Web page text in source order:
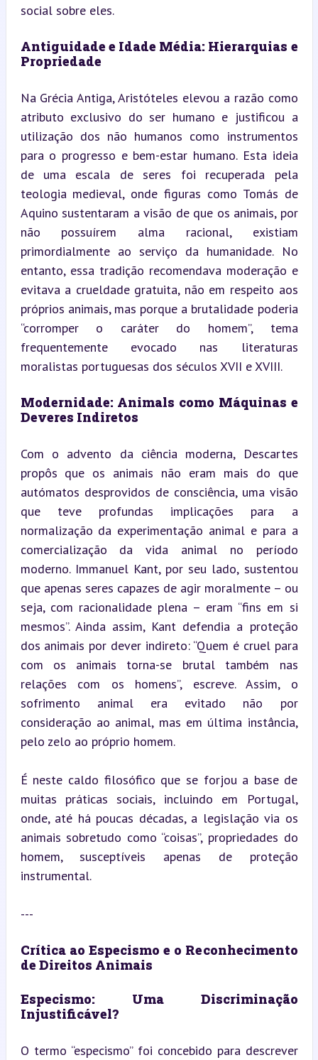
social sobre eles.
Antiguidade e Idade Média: Hierarquias e
Propriedade
Na Grécia Antiga, Aristóteles elevou a razão como
atributo exclusivo do ser humano e justificou a
utilização dos não humanos como instrumentos
para o progresso e bem-estar humano. Esta ideia
de uma escala de seres foi recuperada pela
teologia medieval, onde figuras como Tomás de
Aquino sustentaram a visão de que os animais, por
não possuírem alma racional, existiam
primordialmente ao serviço da humanidade. No
entanto, essa tradição recomendava moderação e
evitava a crueldade gratuita, não em respeito aos
próprios animais, mas porque a brutalidade poderia
“corromper o caráter do homem”, tema
frequentemente evocado nas literaturas
moralistas portuguesas dos séculos XVII e XVIII.
Modernidade: Animals como Máquinas e
Deveres Indiretos
Com o advento da ciência moderna, Descartes
propôs que os animais não eram mais do que
autómatos desprovidos de consciência, uma visão
que teve profundas implicações para a
normalização da experimentação animal e para a
comercialização da vida animal no período
moderno. Immanuel Kant, por seu lado, sustentou
que apenas seres capazes de agir moralmente – ou
seja, com racionalidade plena – eram “fins em si
mesmos”. Ainda assim, Kant defendia a proteção
dos animais por dever indireto: “Quem é cruel para
com os animais torna-se brutal também nas
relações com os homens”, escreve. Assim, o
sofrimento animal era evitado não por
consideração ao animal, mas em última instância,
pelo zelo ao próprio homem.
É neste caldo filosófico que se forjou a base de
muitas práticas sociais, incluindo em Portugal,
onde, até há poucas décadas, a legislação via os
animais sobretudo como “coisas”, propriedades do
homem, susceptíveis apenas de proteção
instrumental.
---
Crítica ao Especismo e o Reconhecimento
de Direitos Animais
Especismo: Uma Discriminação
Injustificável?
O termo “especismo” foi concebido para descrever